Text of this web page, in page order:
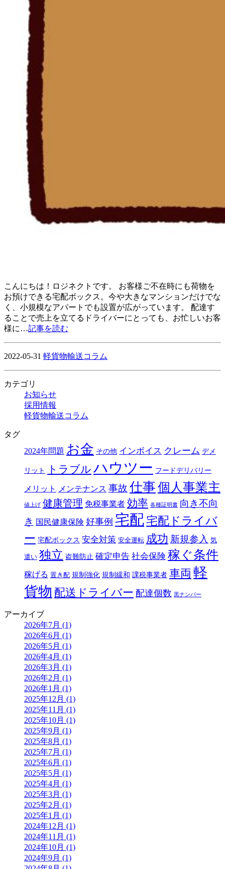
こんにちは！ロジネクトです。 お客様ご不在時にも荷物を
お預けできる宅配ボックス。今や大きなマンションだけでな
く、小規模なアパートでも設置が広がっています。 配達す
ることで売上を立てるドライバーにとっても、お忙しいお客
様に…記事を読む
2022-05-31 軽貨物輸送コラム
カテゴリ
お知らせ
採用情報
軽貨物輸送コラム
タグ
2024年問題 お金 その他 インボイス クレーム デメ
リット トラブル ハウツー フードデリバリー
メリット メンテナンス 事故 仕事個人事業主
値上げ 健康管理 免税事業者 効率 各種証明書 向き不向
き 国民健康保険 好事例 宅配宅配ドライバ
ー 宅配ボックス 安全対策 安全運転 成功 新規参入 気
遣い 独立 盗難防止 確定申告 社会保険 稼ぐ条件
稼げる 置き配 規制強化 規制緩和 課税事業者 車両 軽
貨物 配送ドライバー 配達個数 黒ナンバー
アーカイブ
2026年7月 (1)
2026年6月 (1)
2026年5月 (1)
2026年4月 (1)
2026年3月 (1)
2026年2月 (1)
2026年1月 (1)
2025年12月 (1)
2025年11月 (1)
2025年10月 (1)
2025年9月 (1)
2025年8月 (1)
2025年7月 (1)
2025年6月 (1)
2025年5月 (1)
2025年4月 (1)
2025年3月 (1)
2025年2月 (1)
2025年1月 (1)
2024年12月 (1)
2024年11月 (1)
2024年10月 (1)
2024年9月 (1)